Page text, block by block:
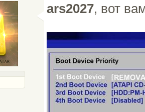
ars2027, вот